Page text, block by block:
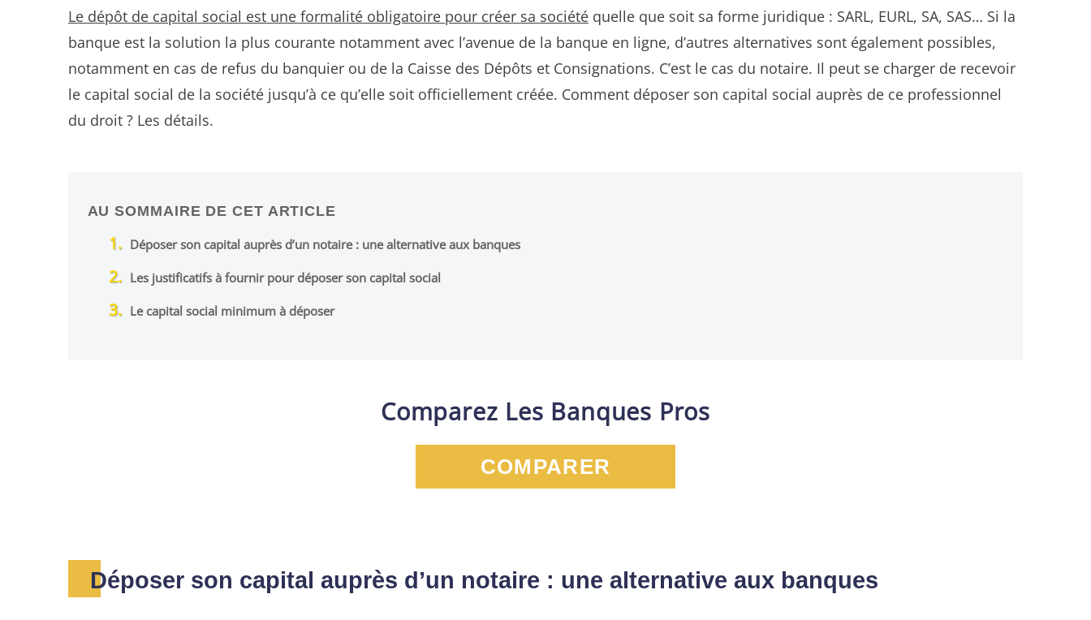
Le dépôt de capital social est une formalité obligatoire pour créer sa société quelle que soit sa forme juridique : SARL, EURL, SA, SAS… Si la
banque est la solution la plus courante notamment avec l’avenue de la banque en ligne, d’autres alternatives sont également possibles,
notamment en cas de refus du banquier ou de la Caisse des Dépôts et Consignations. C’est le cas du notaire. Il peut se charger de recevoir
le capital social de la société jusqu’à ce qu’elle soit officiellement créée. Comment déposer son capital social auprès de ce professionnel
du droit ? Les détails.
AU SOMMAIRE DE CET ARTICLE
Déposer son capital auprès d’un notaire : une alternative aux banques
Les justificatifs à fournir pour déposer son capital social
Le capital social minimum à déposer
Comparez Les Banques Pros
COMPARER
Déposer son capital auprès d’un notaire : une alternative aux banques